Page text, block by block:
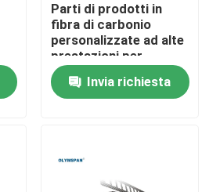
Parti di prodotti in
fibra di carbonio
personalizzate ad alte
prestazioni per
l'industria medica e
automobilistica
Invia richiesta